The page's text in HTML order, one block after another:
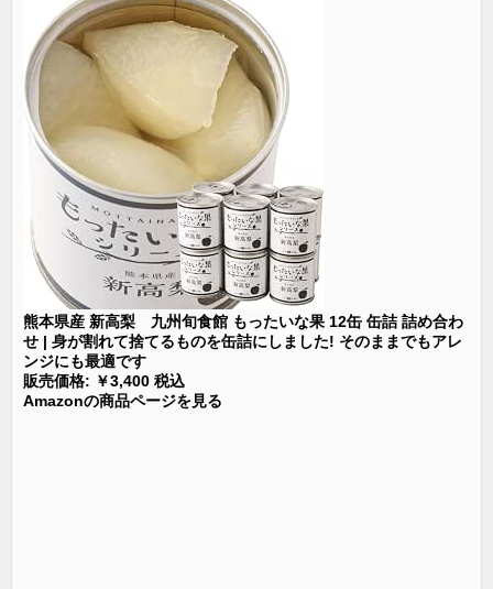
熊本県産 新高梨 九州旬食館 もったいな果 12缶 缶詰 詰め合わ
せ | 身が割れて捨てるものを缶詰にしました! そのままでもアレ
ンジにも最適です
販売価格: ￥3,400 税込
Amazonの商品ページを見る